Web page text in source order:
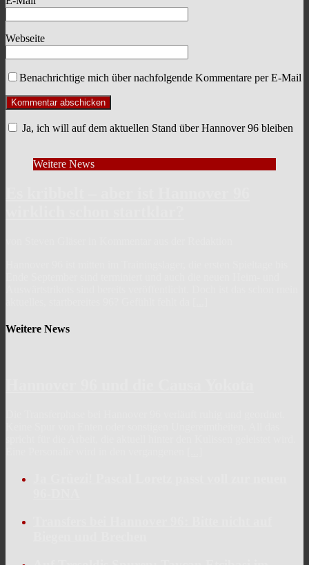
Webseite
Benachrichtige mich über nachfolgende Kommentare per E-Mail
Ja, ich will auf dem aktuellen Stand über Hannover 96 bleiben
Weitere News
Weitere News